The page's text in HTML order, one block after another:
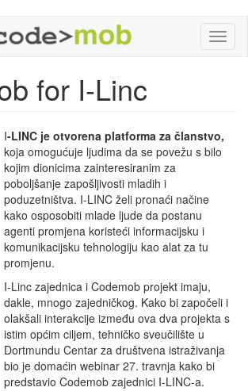
for I-Linc
I-LINC je otvorena platforma za članstvo,
koja omogućuje ljudima da se povežu s bilo
kojim dionicima zainteresiranim za
poboljšanje zapošljivosti mladih i
poduzetništva. I-LINC želi pronaći načine
kako osposobiti mlade ljude da postanu
agenti promjena koristeći informacijsku i
komunikacijsku tehnologiju kao alat za tu
promjenu.
I-Linc zajednica i Codemob projekt imaju,
dakle, mnogo zajedničkog. Kako bi započeli i
olakšali interakcije između ova dva projekta s
istim općim ciljem, tehničko sveučilište u
Dortmundu Centar za društvena istraživanja
bio je domaćin webinar 27. travnja kako bi
predstavio Codemob zajednici I-LINC-a.